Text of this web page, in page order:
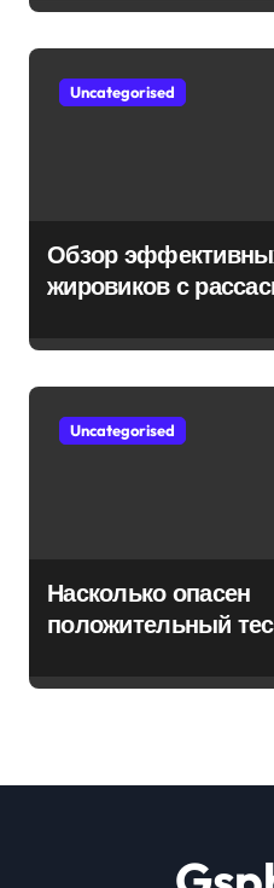
Uncategorised
Обзор
жировиков с
Uncategorised
Насколько опасен
положительный